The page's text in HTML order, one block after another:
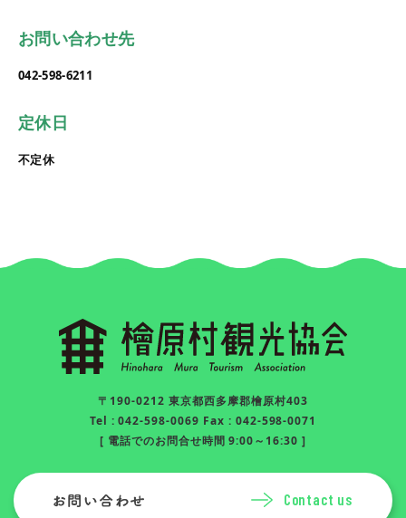
お問い合わせ先
042-598-6211
定休日
不定休
〒190-0212 東京都西多摩郡檜原村403
Tel : 042-598-0069 Fax : 042-598-0071
[ 電話でのお問合せ時間 9:00～16:30 ]
Contact us